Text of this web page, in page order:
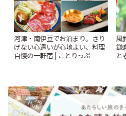
河津・南伊豆でお泊まり。さり
げない心遣いが心地よい、料理
自慢の一軒宿 | ことりっぷ
風
鎌
と